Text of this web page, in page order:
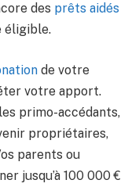
des prêts aidés
éligible.
de votre
votre apport.
primo-accédants,
propriétaires,
parents ou
jusqu’à 100 000 €